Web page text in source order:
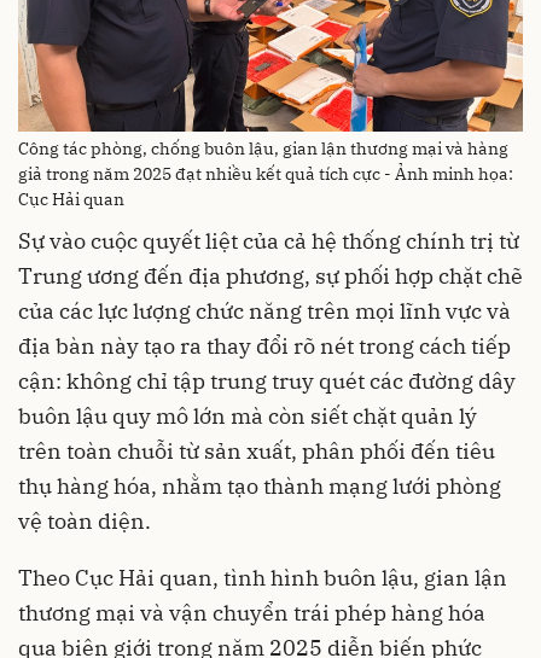
Công tác phòng, chống buôn lậu, gian lận thương mại và hàng
giả trong năm 2025 đạt nhiều kết quả tích cực - Ảnh minh họa:
Cục Hải quan
Sự vào cuộc quyết liệt của cả hệ thống chính trị từ
Trung ương đến địa phương, sự phối hợp chặt chẽ
của các lực lượng chức năng trên mọi lĩnh vực và
địa bàn này tạo ra thay đổi rõ nét trong cách tiếp
cận: không chỉ tập trung truy quét các đường dây
buôn lậu quy mô lớn mà còn siết chặt quản lý
trên toàn chuỗi từ sản xuất, phân phối đến tiêu
thụ hàng hóa, nhằm tạo thành mạng lưới phòng
vệ toàn diện.
Theo Cục Hải quan, tình hình buôn lậu, gian lận
thương mại và vận chuyển trái phép hàng hóa
qua biên giới trong năm 2025 diễn biến phức